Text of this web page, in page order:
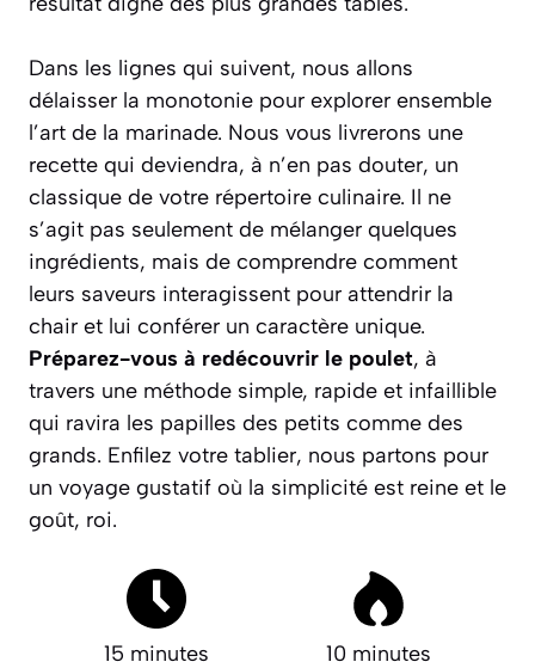
Dans les lignes qui suivent, nous allons
délaisser la monotonie pour explorer ensemble
l’art de la marinade. Nous vous livrerons une
recette qui deviendra, à n’en pas douter, un
classique de votre répertoire culinaire. Il ne
s’agit pas seulement de mélanger quelques
ingrédients, mais de comprendre comment
leurs saveurs interagissent pour attendrir la
chair et lui conférer un caractère unique.
Préparez-vous à redécouvrir le poulet, à
travers une méthode simple, rapide et infaillible
qui ravira les papilles des petits comme des
grands. Enfilez votre tablier, nous partons pour
un voyage gustatif où la simplicité est reine et le
goût, roi.
15 minutes 10 minutes